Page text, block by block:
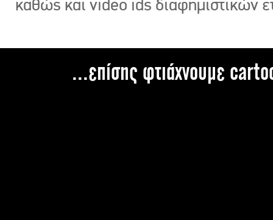
καθώς και video ids διαφημιστικών
...επίσης φτιάχνουμε